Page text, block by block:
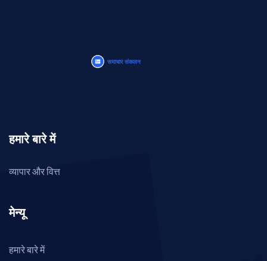
हमारे बारे में
व्यापार और वित्त
मेन्यू
हमारे बारे में